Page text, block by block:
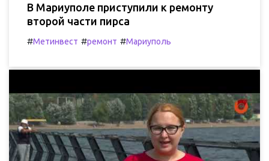
В Мариуполе приступили к ремонту
второй части пирса
#Метинвест #ремонт #Мариуполь